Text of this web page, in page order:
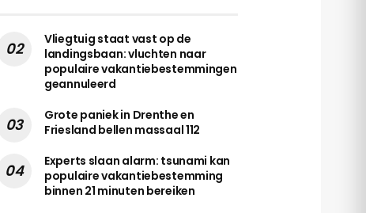
Vliegtuig staat vast op de
landingsbaan: vluchten naar
populaire vakantiebestemmingen
geannuleerd
Grote paniek in Drenthe en
Friesland bellen massaal 112
Experts slaan alarm: tsunami kan
populaire vakantiebestemming
binnen 21 minuten bereiken